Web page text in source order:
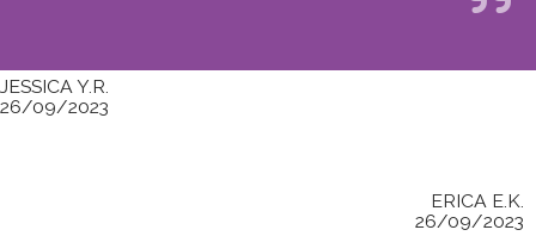
JESSICA Y.R.
26/09/2023
ERICA E.K.
26/09/2023